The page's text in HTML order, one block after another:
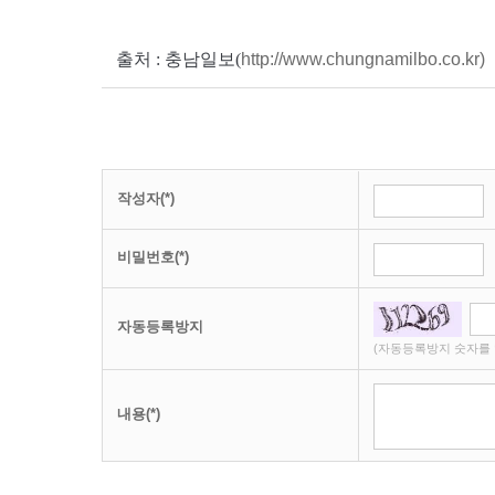
출처 : 충남일보(http://www.chungnamilbo.co.kr)
작성자(*)
비밀번호(*)
자동등록방지
(자동등록방지 숫자를
내용(*)